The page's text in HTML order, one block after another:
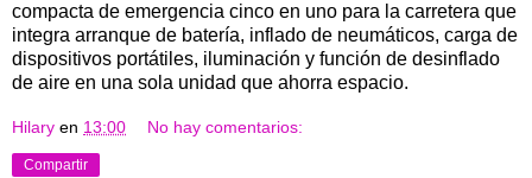
compacta de emergencia cinco en uno para la carretera que
integra arranque de batería, inflado de neumáticos, carga de
dispositivos portátiles, iluminación y función de desinflado
de aire en una sola unidad que ahorra espacio.
Hilary en 13:00 No hay comentarios:
Compartir